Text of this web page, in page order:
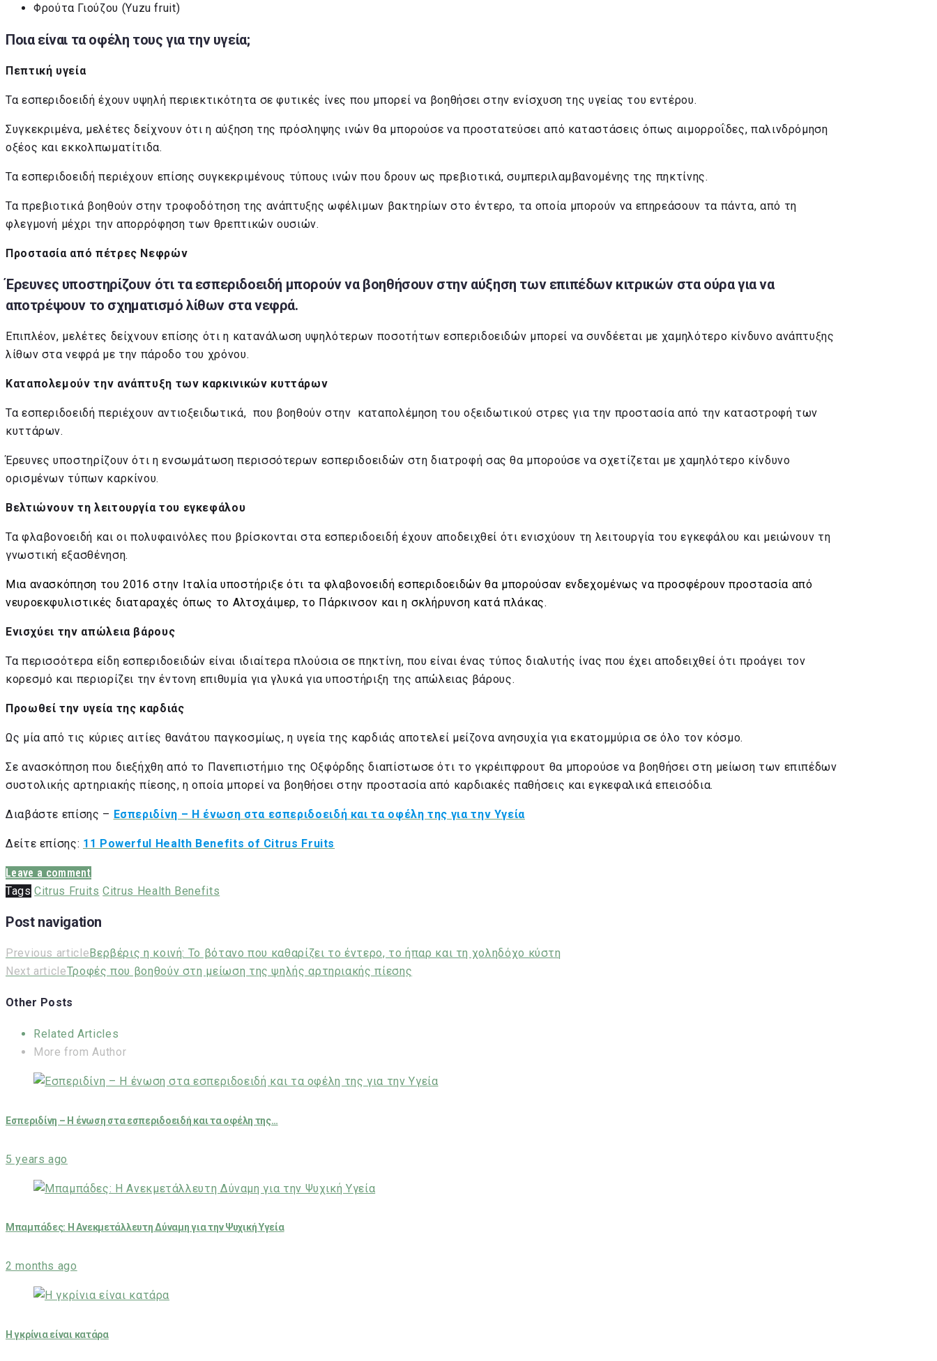
Φρούτα Γιούζου (Yuzu fruit)
Ποια είναι τα οφέλη τους για την υγεία;
Πεπτική υγεία
Τα εσπεριδοειδή έχουν υψηλή περιεκτικότητα σε φυτικές ίνες που μπορεί να βοηθήσει στην ενίσχυση της υγείας του εντέρου.
Συγκεκριμένα, μελέτες δείχνουν ότι η αύξηση της πρόσληψης ινών θα μπορούσε να προστατεύσει από καταστάσεις όπως αιμορροΐδες, παλινδρόμηση
οξέος και εκκολπωματίτιδα.
Τα εσπεριδοειδή περιέχουν επίσης συγκεκριμένους τύπους ινών που δρουν ως πρεβιοτικά, συμπεριλαμβανομένης της πηκτίνης.
Τα πρεβιοτικά βοηθούν στην τροφοδότηση της ανάπτυξης ωφέλιμων βακτηρίων στο έντερο, τα οποία μπορούν να επηρεάσουν τα πάντα, από τη
φλεγμονή μέχρι την απορρόφηση των θρεπτικών ουσιών.
Προστασία από πέτρες Νεφρών
Έρευνες υποστηρίζουν ότι τα εσπεριδοειδή μπορούν να βοηθήσουν στην αύξηση των επιπέδων κιτρικών στα ούρα για να
αποτρέψουν το σχηματισμό λίθων στα νεφρά.
Επιπλέον, μελέτες δείχνουν επίσης ότι η κατανάλωση υψηλότερων ποσοτήτων εσπεριδοειδών μπορεί να συνδέεται με χαμηλότερο κίνδυνο ανάπτυξης
λίθων στα νεφρά με την πάροδο του χρόνου.
Καταπολεμούν την ανάπτυξη των καρκινικών κυττάρων
Τα εσπεριδοειδή περιέχουν αντιοξειδωτικά, που βοηθούν στην καταπολέμηση του οξειδωτικού στρες για την προστασία από την καταστροφή των
κυττάρων.
Έρευνες υποστηρίζουν ότι η ενσωμάτωση περισσότερων εσπεριδοειδών στη διατροφή σας θα μπορούσε να σχετίζεται με χαμηλότερο κίνδυνο
ορισμένων τύπων καρκίνου.
Βελτιώνουν τη λειτουργία του εγκεφάλου
Τα φλαβονοειδή και οι πολυφαινόλες που βρίσκονται στα εσπεριδοειδή έχουν αποδειχθεί ότι ενισχύουν τη λειτουργία του εγκεφάλου και μειώνουν τη
γνωστική εξασθένηση.
Μια ανασκόπηση του 2016 στην Ιταλία υποστήριξε ότι τα φλαβονοειδή εσπεριδοειδών θα μπορούσαν ενδεχομένως να προσφέρουν προστασία από
νευροεκφυλιστικές διαταραχές όπως το Αλτσχάιμερ, το Πάρκινσον και η σκλήρυνση κατά πλάκας.
Ενισχύει την απώλεια βάρους
Τα περισσότερα είδη εσπεριδοειδών είναι ιδιαίτερα πλούσια σε πηκτίνη, που είναι ένας τύπος διαλυτής ίνας που έχει αποδειχθεί ότι προάγει τον
κορεσμό και περιορίζει την έντονη επιθυμία για γλυκά για υποστήριξη της απώλειας βάρους.
Προωθεί την υγεία της καρδιάς
Ως μία από τις κύριες αιτίες θανάτου παγκοσμίως, η υγεία της καρδιάς αποτελεί μείζονα ανησυχία για εκατομμύρια σε όλο τον κόσμο.
Σε ανασκόπηση που διεξήχθη από το Πανεπιστήμιο της Οξφόρδης διαπίστωσε ότι το γκρέιπφρουτ θα μπορούσε να βοηθήσει στη μείωση των επιπέδων
συστολικής αρτηριακής πίεσης, η οποία μπορεί να βοηθήσει στην προστασία από καρδιακές παθήσεις και εγκεφαλικά επεισόδια.
Διαβάστε επίσης – Εσπεριδίνη – Η ένωση στα εσπεριδοειδή και τα οφέλη της για την Υγεία
Δείτε επίσης: 11 Powerful Health Benefits of Citrus Fruits
Leave a comment
Tags Citrus Fruits Citrus Health Benefits
Post navigation
Previous articleΒερβέρις η κοινή: Το βότανο που καθαρίζει το έντερο, το ήπαρ και τη χοληδόχο κύστη
Next articleΤροφές που βοηθούν στη μείωση της ψηλής αρτηριακής πίεσης
Other Posts
Related Articles
More from Author
Εσπεριδίνη – Η ένωση στα εσπεριδοειδή και τα οφέλη της…
5 years ago
Μπαμπάδες: Η Ανεκμετάλλευτη Δύναμη για την Ψυχική Υγεία
2 months ago
Η γκρίνια είναι κατάρα